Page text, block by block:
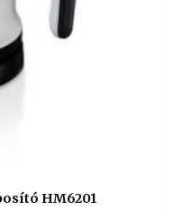
HM6201